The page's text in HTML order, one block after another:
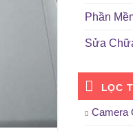
Phần
Sửa
LỌC
Camera